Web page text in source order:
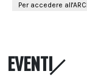
EVENTI